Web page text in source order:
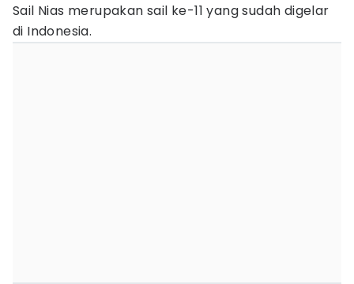
Sail Nias merupakan sail ke-11 yang sudah digelar
di Indonesia.